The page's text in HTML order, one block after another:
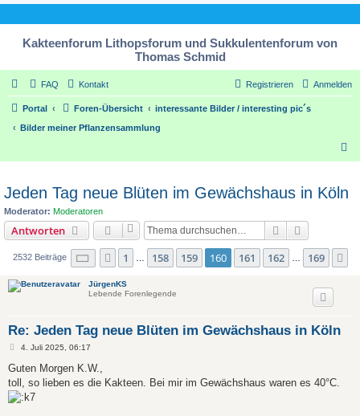
Kakteenforum Lithopsforum und Sukkulentenforum von
Thomas Schmid
FAQ Kontakt Anmelden
Registrieren
Portal Foren-Übersicht
interessante Bilder / interesting pic´s
Bilder meiner Pflanzensammlung
Jeden Tag neue Blüten im Gewächshaus in Köln
Moderator: Moderatoren
Antworten Suche
2532 Beiträge Seite 160 von169
Vorherige
1 158 159 160 161 162 169
JürgenKS
Lebende Forenlegende
Re: Jeden Tag neue Blüten im Gewächshaus in Köln
B
i
r
a
g
4. Juli 2025, 06:17
Guten Morgen K.W.,
toll, so lieben es die Kakteen. Bei mir im Gewächshaus waren es 40°C.